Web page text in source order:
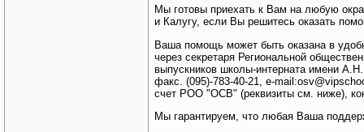
Мы готовы приехать к Вам на любую
и Калугу, если Вы решитесь оказать
Ваша помощь может быть оказана в
через секретаря Региональной
выпускников школы-интерната имени
факс. (095)-783-40-21, e-
счет РОО "ОСВ" (реквизиты см. ниже),
Мы гарантируем, что любая Ваша